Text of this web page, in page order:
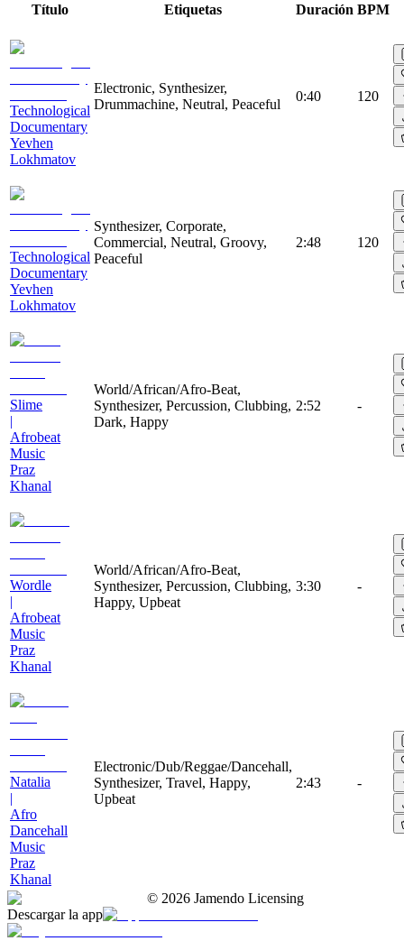
Título Etiquetas Duración BPM
Technological
Documentary
Yevhen
Lokhmatov
Electronic, Synthesizer,
Drummachine, Neutral, Peaceful
0:40 120
Technological
Documentary
Yevhen
Lokhmatov
Synthesizer, Corporate,
Commercial, Neutral, Groovy,
Peaceful
2:48 120
Slime
|
Afrobeat
Music
Praz
Khanal
World/African/Afro-Beat,
Synthesizer, Percussion, Clubbing,
Dark, Happy
2:52 -
Wordle
|
Afrobeat
Music
Praz
Khanal
World/African/Afro-Beat,
Synthesizer, Percussion, Clubbing,
Happy, Upbeat
3:30 -
Natalia
|
Afro
Dancehall
Music
Praz
Khanal
Electronic/Dub/Reggae/Dancehall,
Synthesizer, Travel, Happy,
Upbeat
2:43 -
© 2026 Jamendo Licensing
Descargar la app